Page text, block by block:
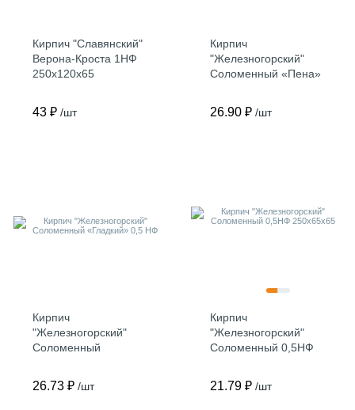
Кирпич "Славянский"
Верона-Кроста 1НФ
250х120х65
43 ₽ /шт
Кирпич
"Железногорский"
Соломенный «Пена»
26.90 ₽ /шт
Кирпич
"Железногорский"
Соломенный
26.73 ₽ /шт
Кирпич
"Железногорский"
Соломенный 0,5НФ
21.79 ₽ /шт